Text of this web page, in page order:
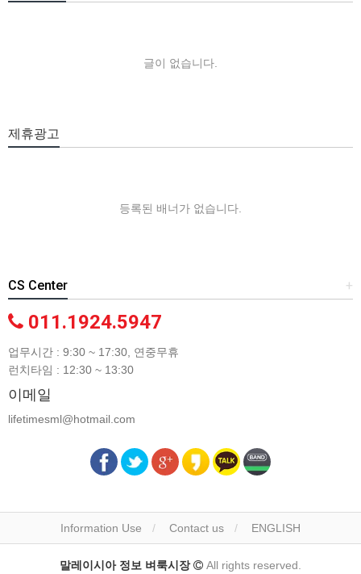
글이 없습니다.
제휴광고
등록된 배너가 없습니다.
+
CS Center
011.1924.5947
업무시간 : 9:30 ~ 17:30, 연중무휴
런치타임 : 12:30 ~ 13:30
이메일
lifetimesml@hotmail.com
Information Use Contact us ENGLISH
말레이시아 정보 벼룩시장 All rights reserved.